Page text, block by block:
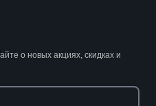
о новых акциях, скидках и